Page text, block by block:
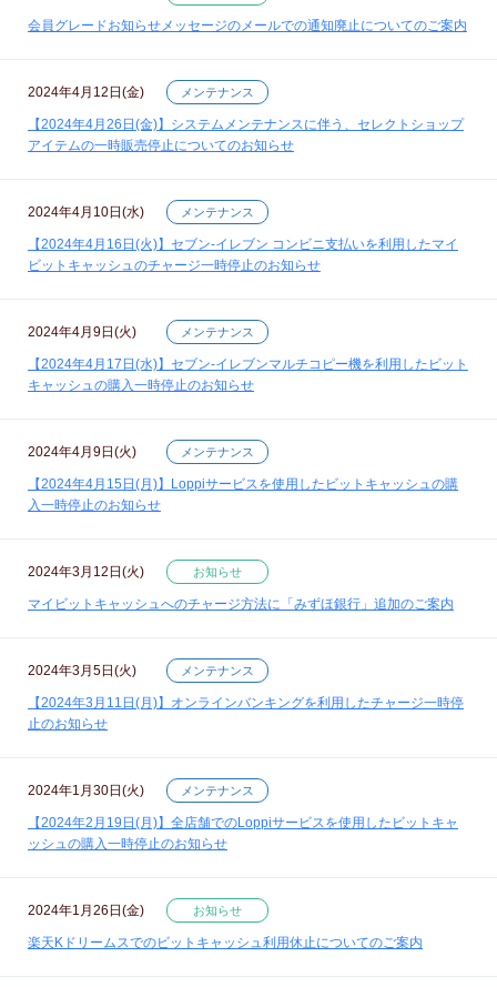
会員グレードお知らせメッセージのメールでの通知廃止についてのご案内
2024年4月12日(金) メンテナンス
【2024年4月26日(金)】システムメンテナンスに伴う、セレクトショップ
アイテムの一時販売停止についてのお知らせ
2024年4月10日(水) メンテナンス
【2024年4月16日(火)】セブン‐イレブン コンビニ支払いを利用したマイ
ビットキャッシュのチャージ一時停止のお知らせ
2024年4月9日(火) メンテナンス
【2024年4月17日(水)】セブン‐イレブンマルチコピー機を利用したビット
キャッシュの購入一時停止のお知らせ
2024年4月9日(火) メンテナンス
【2024年4月15日(月)】Loppiサービスを使用したビットキャッシュの購
入一時停止のお知らせ
2024年3月12日(火) お知らせ
マイビットキャッシュへのチャージ方法に「みずほ銀行」追加のご案内
2024年3月5日(火) メンテナンス
【2024年3月11日(月)】オンラインバンキングを利用したチャージ一時停
止のお知らせ
2024年1月30日(火) メンテナンス
【2024年2月19日(月)】全店舗でのLoppiサービスを使用したビットキャ
ッシュの購入一時停止のお知らせ
2024年1月26日(金) お知らせ
楽天Kドリームスでのビットキャッシュ利用休止についてのご案内